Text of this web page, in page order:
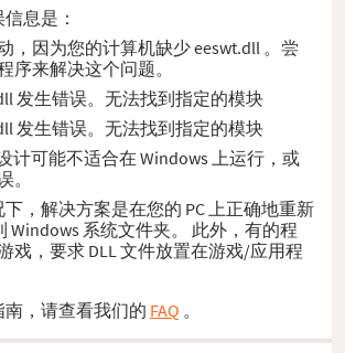
息是：
，因为您的计算机缺少 eeswt.dll 。尝
序来解决这个问题。
发生错误。无法找到指定的模块
发生错误。无法找到指定的模块
计可能不适合在 Windows 上运行，或
。
，解决方案是在您的 PC 上正确地重新
Windows 系统文件夹。 此外，有的程
戏，要求 DLL 文件放置在游戏/应用程
，请查看我们的 FAQ 。